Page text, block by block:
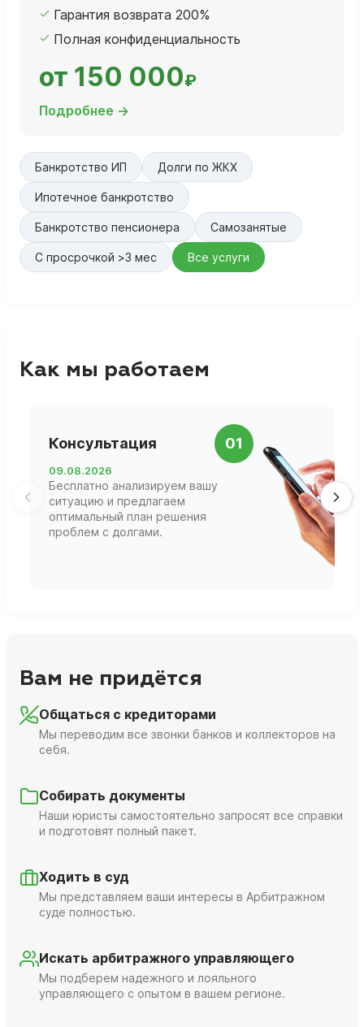
Гарантия возврата 200%
Полная конфиденциальность
от 150 000₽
Подробнее →
Банкротство ИП Долги по ЖКХ
Ипотечное банкротство
Банкротство пенсионера Самозанятые
С просрочкой >3 мес Все услуги
Как мы работаем
Консультация 01
09.08.2026
Бесплатно анализируем вашу
ситуацию и предлагаем
оптимальный план решения
проблем с долгами.
Вам не придётся
Общаться с кредиторами
Мы переводим все звонки банков и коллекторов на
себя.
Собирать документы
Наши юристы самостоятельно запросят все справки
и подготовят полный пакет.
Ходить в суд
Мы представляем ваши интересы в Арбитражном
суде полностью.
Искать арбитражного управляющего
Мы подберем надежного и лояльного
управляющего с опытом в вашем регионе.